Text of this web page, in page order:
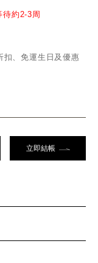
約2-3周
、免運生日及優惠
立即結帳